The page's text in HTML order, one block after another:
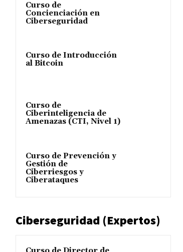
Curso de
Concienciación en
Ciberseguridad
Curso de Introducción
al Bitcoin
Curso de
Ciberinteligencia de
Amenazas (CTI, Nivel 1)
Curso de Prevención y
Gestión de
Ciberriesgos y
Ciberataques
Ciberseguridad (Expertos)